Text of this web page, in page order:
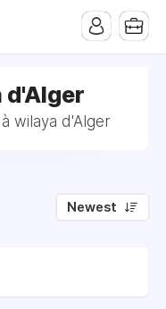
d'Alger
wilaya d'Alger
Newest